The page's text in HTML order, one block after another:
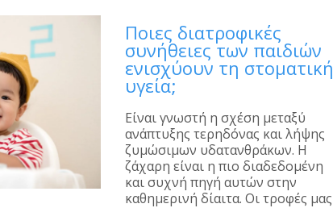
Ποιες διατροφικές
συνήθειες των παιδιών
ενισχύουν τη στοματική
υγεία;
Είναι γνωστή η σχέση μεταξύ
ανάπτυξης τερηδόνας και λήψης
ζυμώσιμων υδατανθράκων. Η
ζάχαρη είναι η πιο διαδεδομένη
και συχνή πηγή αυτών στην
καθημερινή δίαιτα. Οι τροφές μας